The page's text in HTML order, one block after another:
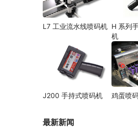
L7 工业流水线喷码机 H 系列
机
J200 手持式喷码机 鸡蛋喷
最新新闻